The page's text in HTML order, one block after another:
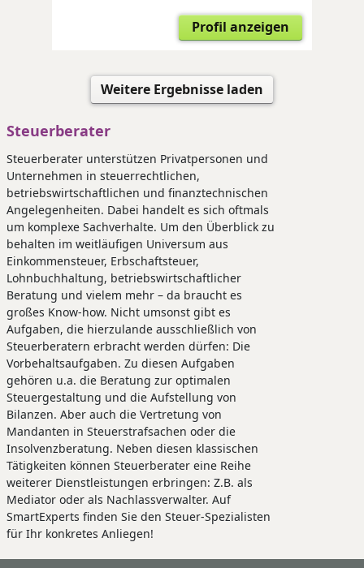
Profil anzeigen
Weitere Ergebnisse laden
Steuerberater
Steuerberater unterstützen Privatpersonen und
Unternehmen in steuerrechtlichen,
betriebswirtschaftlichen und finanztechnischen
Angelegenheiten. Dabei handelt es sich oftmals
um komplexe Sachverhalte. Um den Überblick zu
behalten im weitläufigen Universum aus
Einkommensteuer, Erbschaftsteuer,
Lohnbuchhaltung, betriebswirtschaftlicher
Beratung und vielem mehr – da braucht es
großes Know-how. Nicht umsonst gibt es
Aufgaben, die hierzulande ausschließlich von
Steuerberatern erbracht werden dürfen: Die
Vorbehaltsaufgaben. Zu diesen Aufgaben
gehören u.a. die Beratung zur optimalen
Steuergestaltung und die Aufstellung von
Bilanzen. Aber auch die Vertretung von
Mandanten in Steuerstrafsachen oder die
Insolvenzberatung. Neben diesen klassischen
Tätigkeiten können Steuerberater eine Reihe
weiterer Dienstleistungen erbringen: Z.B. als
Mediator oder als Nachlassverwalter. Auf
SmartExperts finden Sie den Steuer-Spezialisten
für Ihr konkretes Anliegen!